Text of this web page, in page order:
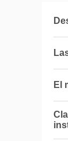
El